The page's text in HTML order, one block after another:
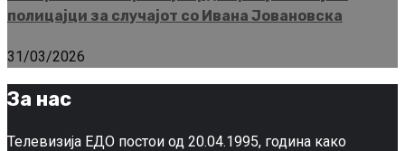
полицајци за случајот со Ивана Јовановска
31/03/2026
За нас
Телевизија ЕДО постои од 20.04.1995, година како